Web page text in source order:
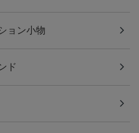
ョン小物
ド